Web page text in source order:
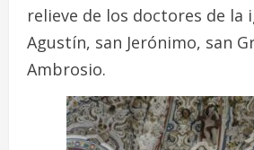
relieve de los doctores de la
Agustín, san Jerónimo, san
Ambrosio.